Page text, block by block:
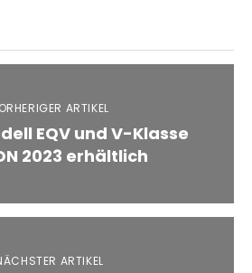
ARTIKEL
EQV und V-Klasse
2023 erhältlich
ARTIKEL